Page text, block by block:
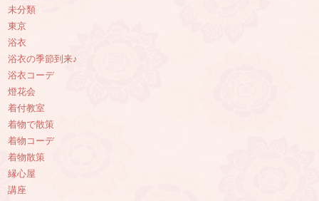
未分類
東京
浴衣
浴衣の季節到来♪
浴衣コーデ
燈花会
着付教室
着物で散策
着物コーデ
着物散策
縁心屋
講座